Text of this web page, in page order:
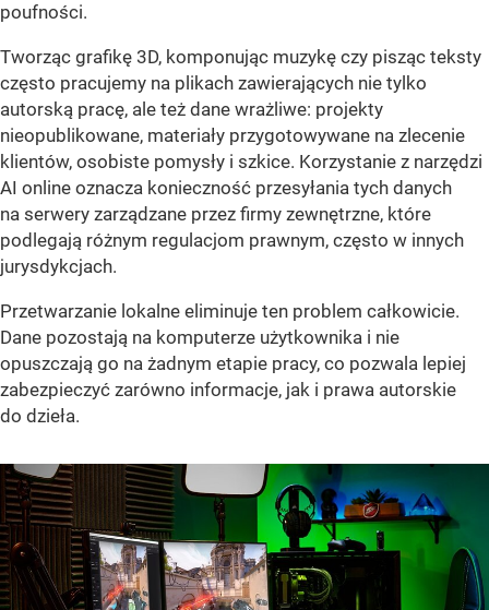
poufności.
Tworząc grafikę 3D, komponując muzykę czy pisząc teksty
często pracujemy na plikach zawierających nie tylko
autorską pracę, ale też dane wrażliwe: projekty
nieopublikowane, materiały przygotowywane na zlecenie
klientów, osobiste pomysły i szkice. Korzystanie z narzędzi
AI online oznacza konieczność przesyłania tych danych
na serwery zarządzane przez firmy zewnętrzne, które
podlegają różnym regulacjom prawnym, często w innych
jurysdykcjach.
Przetwarzanie lokalne eliminuje ten problem całkowicie.
Dane pozostają na komputerze użytkownika i nie
opuszczają go na żadnym etapie pracy, co pozwala lepiej
zabezpieczyć zarówno informacje, jak i prawa autorskie
do dzieła.